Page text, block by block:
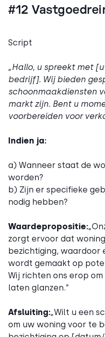
#12
Script
„Hallo, u spreekt met
bedrijf]. Wij bieden
schoonmaakdiensten
markt zijn. Bent u
voorbereiden voor
Indien ja:
a) Wanneer staat de
worden?
b) Zijn er specifieke
nodig hebben?
Waardepropositie:
zorgt ervoor dat
bezichtiging, waardoor
wordt gemaakt op
Wij richten ons erop
laten glanzen.”
Afsluiting:„Wilt u een
om uw woning voor te